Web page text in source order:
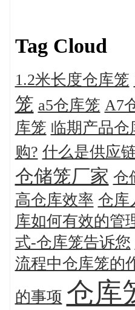
Tag Cloud
1.2米长度仓库笼
笼 a5仓库笼 A7
库笼 临期产品仓
购? 什么是供应
仓储笼厂家 仓
高仓库效率 仓库
库如何有效的管
式-仓库笼告诉您
流程中仓库笼的
的事项 仓库